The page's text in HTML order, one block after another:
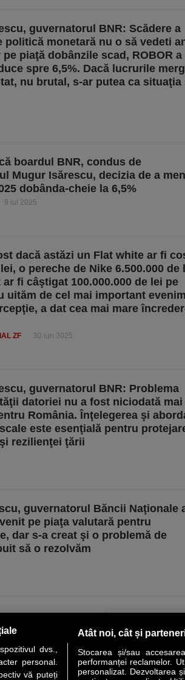
guvernatorul BNR: Scădere a
politică monetară nu o să vedeti
pe piaţă dobânzile scad, ROBOR a
spre 6,5%. Dacă lucrurile merg
nu brutal, s-ar putea ca situaţia
boardul BNR, condus de
Mugur Isărescu, decizia de a
dobânda-cheie la 6,5%
9 iul 2025
dacă astăzi un Flat white ar fi
o pereche de Nike 6.500.000 de
ar fi câştigat 100.000.000 de lei pe
uităm de cel mai important
a dat cea mai mare
ZF 30 iun 2025
guvernatorul BNR: Problema
datoriei nu a fost niciodată mai
România. Înţelegerea şi
este esenţială pentru
rezilienţei ţării
guvernatorul Băncii Naţionale
pe piaţa valutară pentru
dar s-a creat şi o problemă de
să o rezolvăm
dvs.,
personal.
vă puteți
Atât noi, cât și
Stocarea și/sau
performanței reclamelor.
personalizat. Dezvoltarea